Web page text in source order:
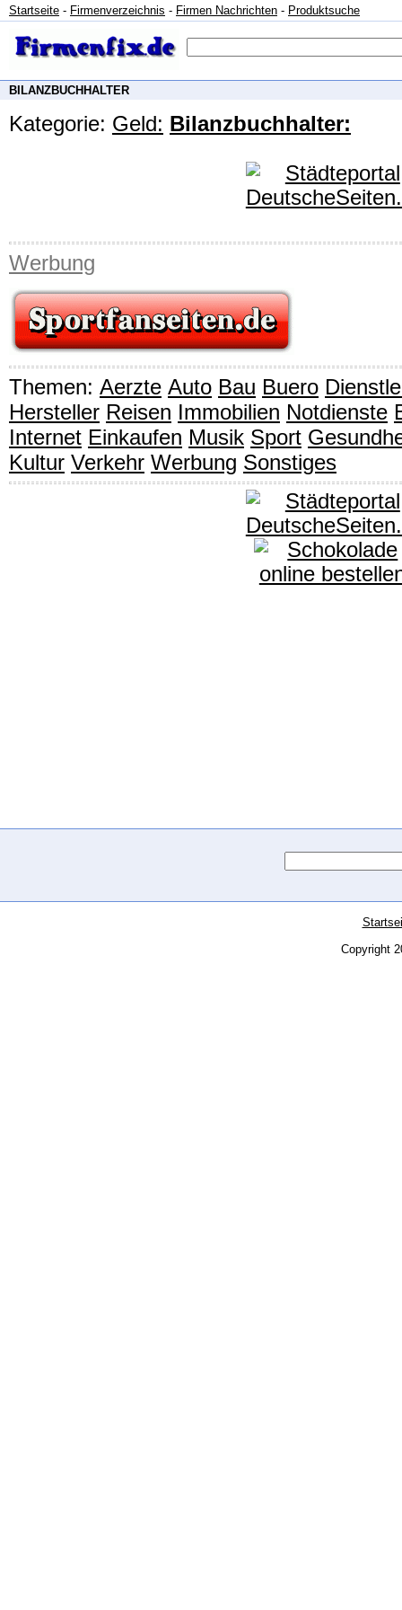
Startseite - Firmenverzeichnis - Firmen Nachrichten - Produktsuche
BILANZBUCHHALTER
Kategorie: Geld: Bilanzbuchhalter:
Werbung
Themen: Aerzte Auto Bau Buero
Hersteller Reisen Immobilien Notdienste
Internet Einkaufen Musik Sport
Kultur Verkehr Werbung Sonstiges
Copyright